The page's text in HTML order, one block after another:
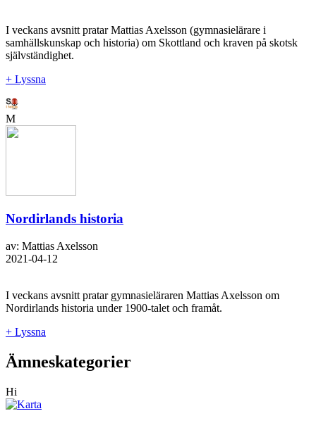
I veckans avsnitt pratar Mattias Axelsson (gymnasielärare i
samhällskunskap och historia) om Skottland och kraven på skotsk
självständighet.
+ Lyssna
M
Nordirlands historia
av: Mattias Axelsson
2021-04-12
I veckans avsnitt pratar gymnasieläraren Mattias Axelsson om
Nordirlands historia under 1900-talet och framåt.
+ Lyssna
Ämneskategorier
Hi